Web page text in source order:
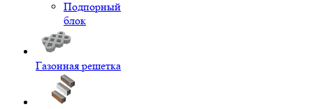
Подпорный
блок
Газонная решетка